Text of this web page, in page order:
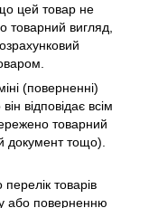
цей товар не
товарний вигляд,
(поверненні)
відповідає всім
товарний
документ тощо).
товарів
або поверненню